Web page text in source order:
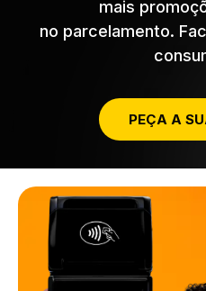
mais
no parcelamento.
PEÇA A